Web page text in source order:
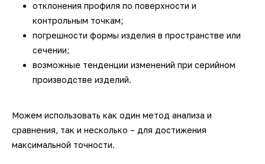
отклонения профиля по поверхности и
контрольным точкам;
погрешности формы изделия в пространстве или
сечении;
возможные тенденции изменений при серийном
производстве изделий.
Можем использовать как один метод анализа и
сравнения, так и несколько – для достижения
максимальной точности.
Тахеометры и теодолиты
Аксессуары для
метрологического оборудования
Наземные 3D-сканеры АТЛАС
Наземные 3D-сканеры FARO
3D-сканеры для измерительных
рук
Автоматизация
производственных процессов
ПО Autodesk PowerINSPECT
ПО Inspire
ПО Volume Graphics